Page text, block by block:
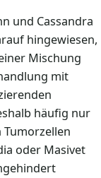
und Cassandra
hingewiesen,
Mischung
mit
häufig nur
oder Masivet